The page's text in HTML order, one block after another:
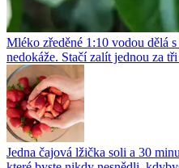
Mléko zředěné 1:10 vodou dělá
nedokáže. Stačí zalít jednou za
Jedna čajová lžička soli a 30